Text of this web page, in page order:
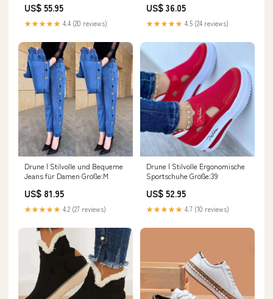
US$ 55.95
★★★★★ 4.4 (20 reviews)
US$ 36.05
★★★★★ 4.5 (24 reviews)
Drune | Stilvolle und Bequeme
Jeans für Damen Größe:M
US$ 81.95
★★★★★ 4.2 (27 reviews)
Drune | Stilvolle Ergonomische
Sportschuhe Größe:39
US$ 52.95
★★★★★ 4.7 (10 reviews)